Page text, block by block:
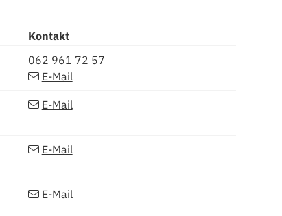
Kontakt
Zentrale
062 961 72 57
E-Mail
E-Mail
E-Mail
E-Mail